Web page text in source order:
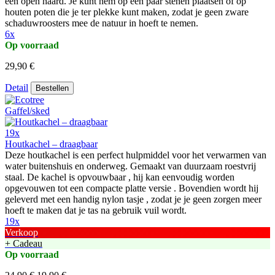
houten poten die je ter plekke kunt maken, zodat je geen zware
schaduwroosters mee de natuur in hoeft te nemen.
6x
Op voorraad
29,90 €
Detail Bestellen
19x
Houtkachel – draagbaar
Deze houtkachel is een perfect hulpmiddel voor het verwarmen van
water buitenshuis en onderweg. Gemaakt van duurzaam roestvrij
staal. De kachel is opvouwbaar , hij kan eenvoudig worden
opgevouwen tot een compacte platte versie . Bovendien wordt hij
geleverd met een handig nylon tasje , zodat je je geen zorgen meer
hoeft te maken dat je tas na gebruik vuil wordt.
19x
Verkoop
+ Cadeau
Op voorraad